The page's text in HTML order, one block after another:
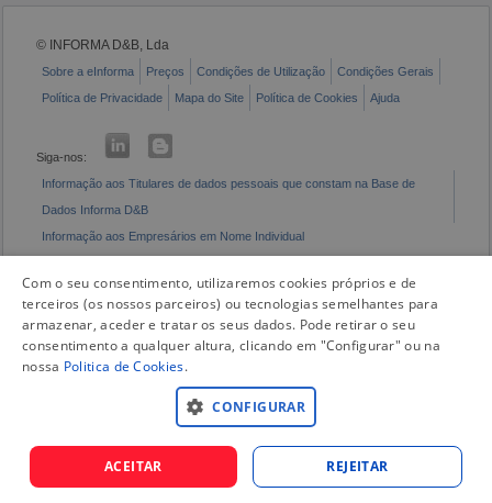
© INFORMA D&B, Lda
Sobre a eInforma Preços Condições de Utilização
Condições Gerais
Política de Privacidade
Mapa do Site Política de Cookies Ajuda
Siga-nos:
Informação aos Titulares de dados pessoais que constam na Base de
Dados Informa D&B
Informação aos Empresários em Nome Individual
Com o seu consentimento, utilizaremos cookies próprios e de
terceiros (os nossos parceiros) ou tecnologias semelhantes para
armazenar, aceder e tratar os seus dados. Pode retirar o seu
consentimento a qualquer altura, clicando em "Configurar" ou na
nossa Politica de Cookies.
CONFIGURAR
ACEITAR REJEITAR